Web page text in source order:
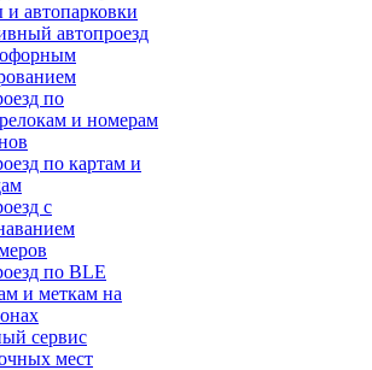
автопарковки
автопроезд
по
и номерам
по картам и
с
по BLE
и меткам на
сервис
мест